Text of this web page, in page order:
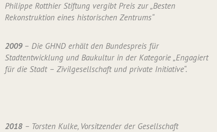
Philippe Rotthier Stiftung vergibt Preis zur „Besten
Rekonstruktion eines historischen Zentrums“
2009 – Die GHND erhält den Bundespreis für
Stadtentwicklung und Baukultur in der Kategorie „Engagiert
für die Stadt – Zivilgesellschaft und private Initiative“.
2018– Torsten Kulke, Vorsitzender der Gesellschaft